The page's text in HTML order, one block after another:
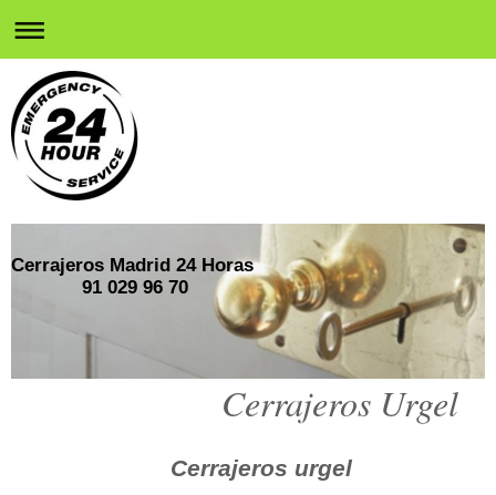
Cerrajeros Madrid 24 Horas
91 029 96 70
Cerrajeros Urgel
Cerrajeros urgel